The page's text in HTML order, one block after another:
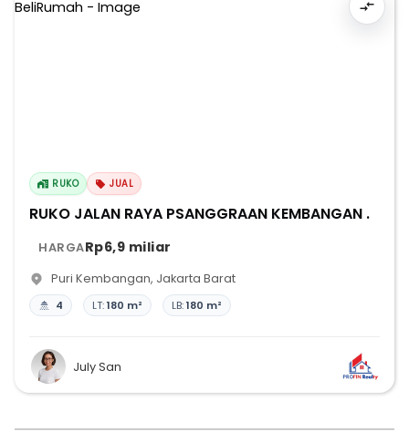
RUKO JUAL
RUKO JALAN RAYA PSANGGRAAN KEMBANGAN .
HARGARp6,9 miliar
Puri Kembangan, Jakarta Barat
4 LT:180 m² LB:180 m²
July San